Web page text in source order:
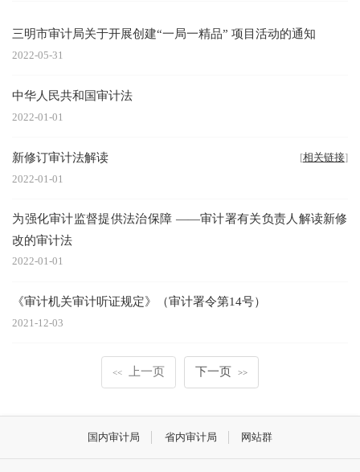
三明市审计局关于开展创建“一局一精品” 项目活动的通知
2022-05-31
中华人民共和国审计法
2022-01-01
[相关链接]
新修订审计法解读
2022-01-01
为强化审计监督提供法治保障 ——审计署有关负责人解读新修
改的审计法
2022-01-01
《审计机关审计听证规定》（审计署令第14号）
2021-12-03
<< 上一页 下一页 >>
国内审计局 省内审计局 网站群